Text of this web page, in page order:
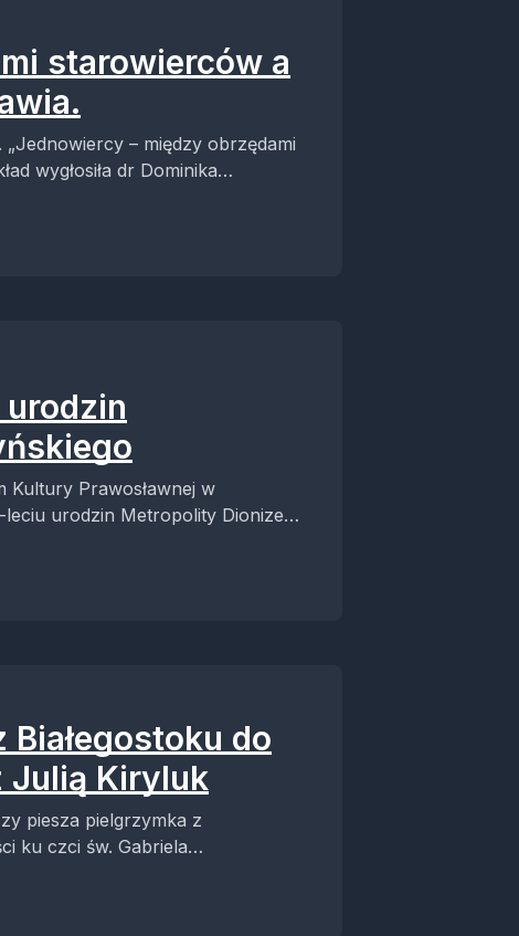
starowierców a
– między obrzędami
wygłosiła dr Dominika
Kultury Prawosławnej w
urodzin Metropolity Dionizego
do
Julią Kiryluk
piesza pielgrzymka z
ku czci św. Gabriela